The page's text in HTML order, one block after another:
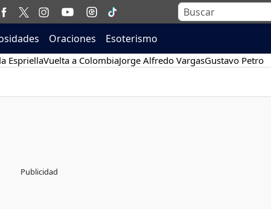
Oraciones Esoterismo
EspriellaVuelta a ColombiaJorge Alfredo VargasGustavo Petro